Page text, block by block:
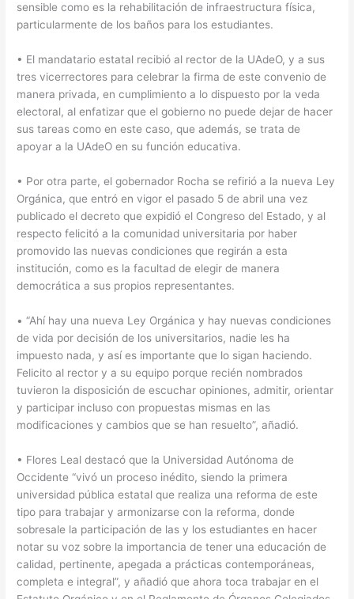
sensible como es la rehabilitación de infraestructura física,
particularmente de los baños para los estudiantes.
• El mandatario estatal recibió al rector de la UAdeO, y a sus
tres vicerrectores para celebrar la firma de este convenio de
manera privada, en cumplimiento a lo dispuesto por la veda
electoral, al enfatizar que el gobierno no puede dejar de hacer
sus tareas como en este caso, que además, se trata de
apoyar a la UAdeO en su función educativa.
• Por otra parte, el gobernador Rocha se refirió a la nueva Ley
Orgánica, que entró en vigor el pasado 5 de abril una vez
publicado el decreto que expidió el Congreso del Estado, y al
respecto felicitó a la comunidad universitaria por haber
promovido las nuevas condiciones que regirán a esta
institución, como es la facultad de elegir de manera
democrática a sus propios representantes.
• “Ahí hay una nueva Ley Orgánica y hay nuevas condiciones
de vida por decisión de los universitarios, nadie les ha
impuesto nada, y así es importante que lo sigan haciendo.
Felicito al rector y a su equipo porque recién nombrados
tuvieron la disposición de escuchar opiniones, admitir, orientar
y participar incluso con propuestas mismas en las
modificaciones y cambios que se han resuelto”, añadió.
• Flores Leal destacó que la Universidad Autónoma de
Occidente “vivó un proceso inédito, siendo la primera
universidad pública estatal que realiza una reforma de este
tipo para trabajar y armonizarse con la reforma, donde
sobresale la participación de las y los estudiantes en hacer
notar su voz sobre la importancia de tener una educación de
calidad, pertinente, apegada a prácticas contemporáneas,
completa e integral”, y añadió que ahora toca trabajar en el